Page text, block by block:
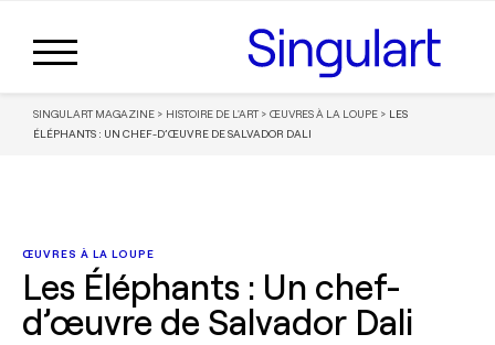
SINGULART MAGAZINE > HISTOIRE DE L'ART > ŒUVRES À LA LOUPE > LES
ÉLÉPHANTS : UN CHEF-D’ŒUVRE DE SALVADOR DALI
ŒUVRES À LA LOUPE
Les Éléphants : Un chef-
d’œuvre de Salvador Dali